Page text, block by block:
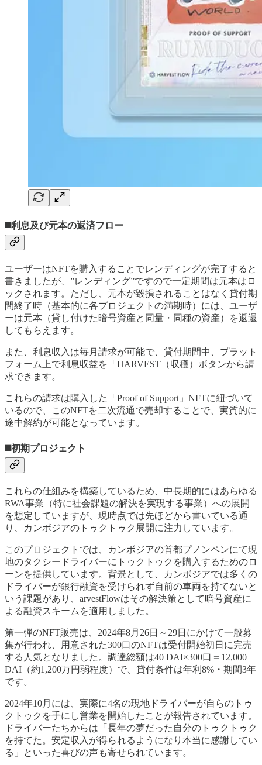
◼️利息及び元本の返済フロー
ユーザーはNFTを購入することでレンディングが完了すると
書きましたが、”レンディング”ですので一定期間は元本はロ
ックされます。ただし、元本が毀損されることはなく貸付期
間終了時（基本的に各プロジェクトの満期時）には、ユーザ
ーは元本（貸し付けた暗号資産と同量・同種の資産）を返還
してもらえます。
また、利息収入は毎月請求が可能で、貸付期間中、プラット
フォーム上で利息収益を「HARVEST（収穫）ボタンから請
求できます。
これらの請求は購入した「Proof of Support」NFTに紐づいて
いるので、このNFTを二次流通で売却することで、実質的に
途中解約が可能となっています。
◼️初期プロジェクト
これらの仕組みを構築しているため、中長期的にはあらゆる
RWA事業（特に社会課題の解決を実現する事業）への展開
を想定していますが、現時点では先ほどから書いている通
り、カンボジアのトゥクトゥク展開に注力しています。
このプロジェクトでは、カンボジアの首都プノンペンにて現
地のタクシードライバーにトゥクトゥクを購入するためのロ
ーンを提供しています。背景として、カンボジアでは多くの
ドライバーが銀行融資を受けられず自前の車両を持てないと
いう課題があり、arvestFlowはその解決策として暗号資産に
よる融資スキームを適用しました。
第一弾のNFT販売は、2024年8月26日～29日にかけて一般募
集が行われ、用意された300口のNFTは受付開始初日に完売
する人気となりました。調達総額は40 DAI×300口＝12,000
DAI（約1,200万円弱程度）で、貸付条件は年利8%・期間3年
です。
2024年10月には、実際に4名の現地ドライバーが自らのトゥ
クトゥクを手にし営業を開始したことが報告されています。
ドライバーたちからは「長年の夢だった自分のトゥクトゥク
を持てた。安定収入が得られるようになり本当に感謝してい
る」といった喜びの声も寄せられています。